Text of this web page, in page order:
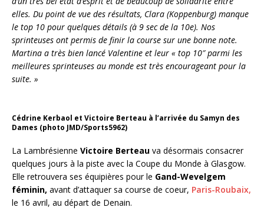
elles. Du point de vue des résultats, Clara (Koppenburg) manque
le top 10 pour quelques détails (à 9 sec de la 10e). Nos
sprinteuses ont permis de finir la course sur une bonne note.
Martina a très bien lancé Valentine et leur « top 10″ parmi les
meilleures sprinteuses au monde est très encourageant pour la
suite. »
Cédrine Kerbaol et Victoire Berteau à l’arrivée du Samyn des
Dames (photo JMD/Sports5962)
La Lambrésienne Victoire Berteau va désormais consacrer
quelques jours à la piste avec la Coupe du Monde à Glasgow.
Elle retrouvera ses équipières pour le Gand-Wevelgem
féminin, avant d’attaquer sa course de coeur, Paris-Roubaix,
le 16 avril, au départ de Denain.